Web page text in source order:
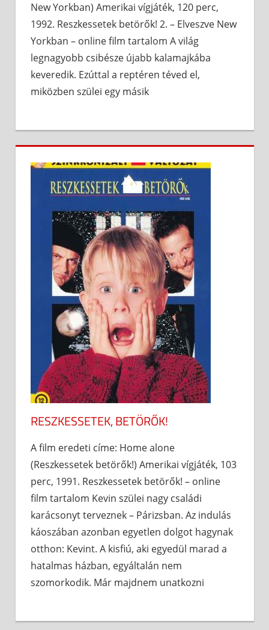
New Yorkban) Amerikai vígjáték, 120 perc,
1992. Reszkessetek betörők! 2. – Elveszve New
Yorkban – online film tartalom A világ
legnagyobb csibésze újabb kalamajkába
keveredik. Ezúttal a reptéren téved el,
miközben szülei egy másik
RESZKESSETEK, BETÖRŐK!
A film eredeti címe: Home alone
(Reszkessetek betörők!) Amerikai vígjáték, 103
perc, 1991. Reszkessetek betörők! – online
film tartalom Kevin szülei nagy családi
karácsonyt terveznek – Párizsban. Az indulás
káoszában azonban egyetlen dolgot hagynak
otthon: Kevint. A kisfiú, aki egyedül marad a
hatalmas házban, egyáltalán nem
szomorkodik. Már majdnem unatkozni